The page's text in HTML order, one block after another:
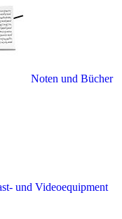
Noten und Bücher
und Videoequipment